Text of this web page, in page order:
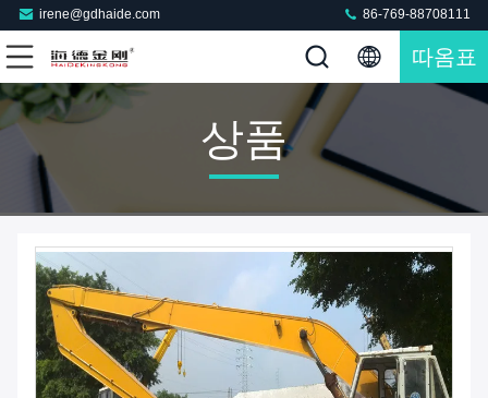
irene@gdhaide.com 86-769-88708111
따옴표
상품